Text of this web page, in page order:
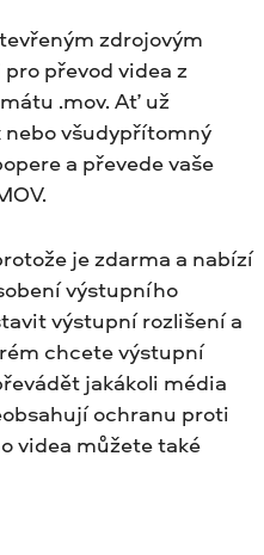
zdrojovým
převod videa z
.mov. Ať už
všudypřítomný
a převede vaše
je zdarma a nabízí
výstupního
výstupní rozlišení a
chcete výstupní
jakákoli média
ochranu proti
videa můžete také